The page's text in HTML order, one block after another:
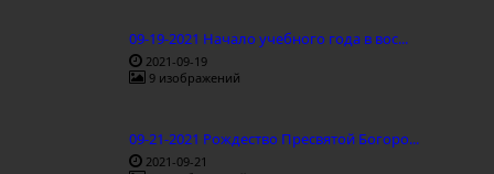
09-19-2021 Начало учебного года в вос...
2021-09-19
9 изображений
09-21-2021 Рождество Пресвятой Богоро...
2021-09-21